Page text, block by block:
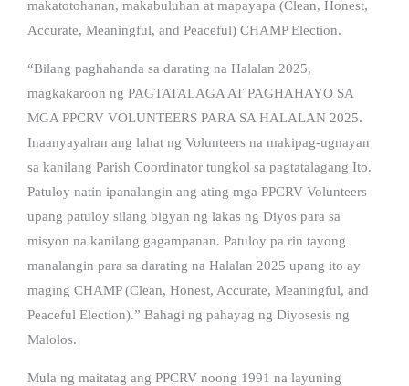
makatotohanan, makabuluhan at mapayapa (Clean, Honest,
Accurate, Meaningful, and Peaceful) CHAMP Election.
“Bilang paghahanda sa darating na Halalan 2025,
magkakaroon ng PAGTATALAGA AT PAGHAHAYO SA
MGA PPCRV VOLUNTEERS PARA SA HALALAN 2025.
Inaanyayahan ang lahat ng Volunteers na makipag-ugnayan
sa kanilang Parish Coordinator tungkol sa pagtatalagang Ito.
Patuloy natin ipanalangin ang ating mga PPCRV Volunteers
upang patuloy silang bigyan ng lakas ng Diyos para sa
misyon na kanilang gagampanan. Patuloy pa rin tayong
manalangin para sa darating na Halalan 2025 upang ito ay
maging CHAMP (Clean, Honest, Accurate, Meaningful, and
Peaceful Election).” Bahagi ng pahayag ng Diyosesis ng
Malolos.
Mula ng maitatag ang PPCRV noong 1991 na layuning